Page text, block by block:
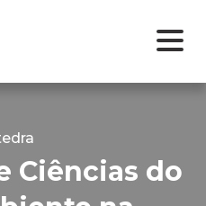
Ciências do